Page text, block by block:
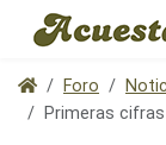
Foro
Primeras